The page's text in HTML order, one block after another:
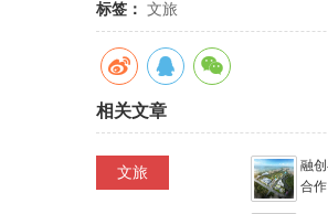
标签： 文旅
相关文章
文旅
融
合作